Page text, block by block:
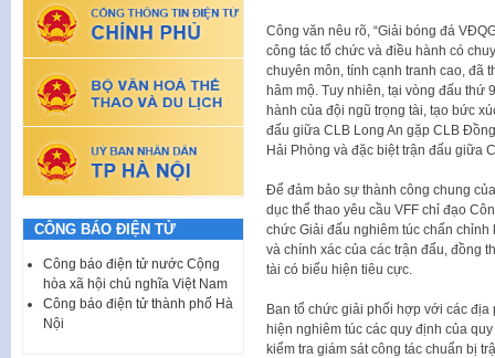
Công văn nêu rõ, “Giải bóng đá
công tác tổ chức và điều hành có
chuyên môn, tính cạnh tranh cao, đã
hâm mộ. Tuy nhiên, tại vòng đấu thứ
hành của đội ngũ trọng tài, tạo bức
đấu giữa CLB Long An gặp CLB
Hải Phòng và đặc biệt trận đấu giữa
Để đảm bảo sự thành công chung
dục thể thao yêu cầu VFF chỉ đạo
chức Giải đấu nghiêm túc chấn
và chính xác của các trận đấu, đồng
tài có biểu hiện tiêu cực.
Ban tổ chức giải phối hợp với các
hiện nghiêm túc các quy định của
kiểm tra giám sát công tác chuẩn bị
CÔNG BÁO ĐIỆN TỬ
Công báo điện tử nước Cộng
hòa xã hội chủ nghĩa Việt Nam
Công báo điện tử thành phố Hà
Nội